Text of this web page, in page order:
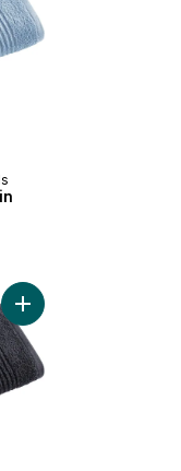
blanche au panier
Ajouter Serviette de